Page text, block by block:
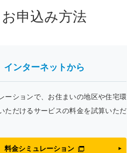
お申込み方法
インターネットから
ーションで、お住まいの地区や住宅環
ただけるサービスの料金を試算いただ
料金シミュレーション